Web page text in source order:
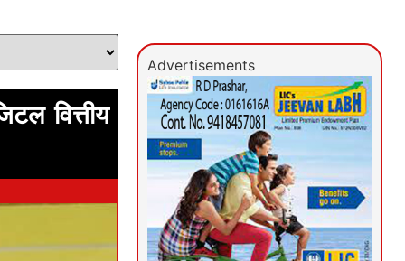
वित्तीय
Advertisements